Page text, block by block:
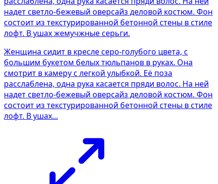
Женщина сидит в кресле серо-голубого цвета, с
большим букетом белых тюльпанов в руках. Она
смотрит в камеру с легкой улыбкой. Её поза
расслаблена, одна рука касается пряди волос. На ней
надет светло-бежевый оверсайз деловой костюм. Фон
состоит из текстурированной бетонной стены в стиле
лофт. В ушах...